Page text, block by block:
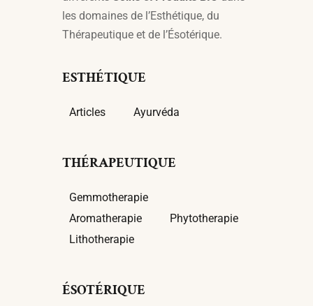
les domaines de l’Esthétique, du
Thérapeutique et de l’Ésotérique.
ESTHÉTIQUE
Articles Ayurvéda
THÉRAPEUTIQUE
Gemmotherapie
Aromatherapie
Phytotherapie
Lithotherapie
ÉSOTÉRIQUE